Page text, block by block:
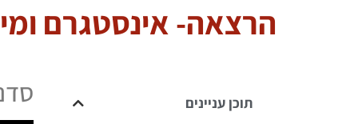
הרצאה- אינסטגרם
תוכן עניינים